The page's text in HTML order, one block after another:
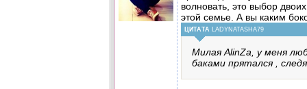
волновать, это выбор
этой семье. А вы каким
ЦИТАТА LADYNATASHA79
Милая AlinZa, у меня
баками прятался ,